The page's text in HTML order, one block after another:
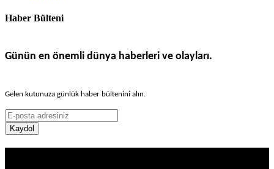
Haber Bülteni
Günün en önemli dünya haberleri ve olayları.
Gelen kutunuza günlük haber bültenini alın.
Kaydol